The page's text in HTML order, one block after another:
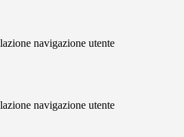
navigazione utente
navigazione utente